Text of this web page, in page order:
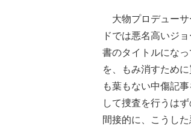
大物プロデューサ
ドでは悪名高いジ
書のタイトルにな
を、もみ消すため
も葉もない中傷記
して捜査を行うは
間接的に、こうし